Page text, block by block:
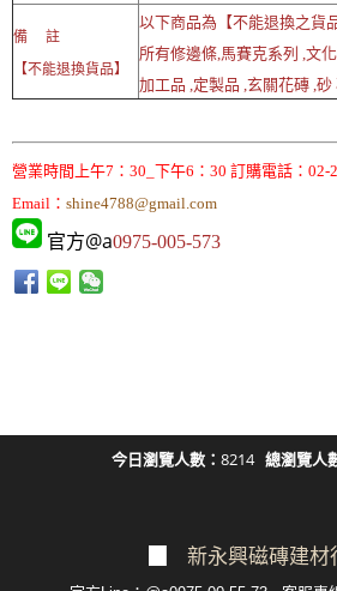
備 註
【不能退換貨品】
以下商品為【不能退換之貨
所有修邊條,馬賽克系列 ,文
加工品 ,定製品 ,玄關花磚 ,
營業時間上午7：30_下午6：30 訂購電話：02-
Email： shine4788@gmail.com
官方@a0975-005-573
今日瀏覽人數： 8214 總瀏覽人
新永興磁磚建材